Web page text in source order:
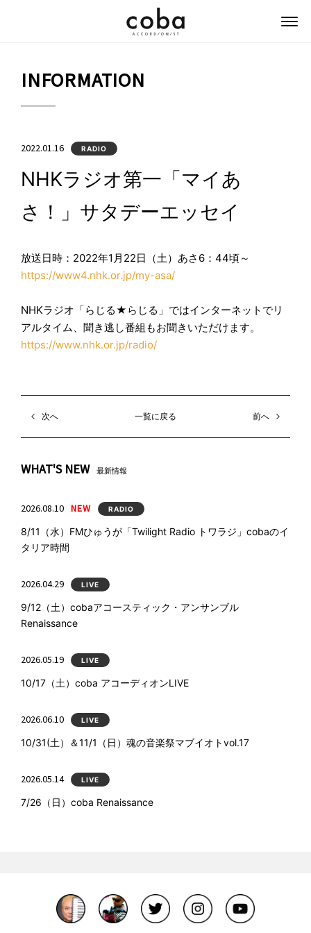
INFORMATION
2022.01.16 RADIO
NHKラジオ第一「マイあ
さ！」サタデーエッセイ
放送日時：2022年1月22日（土）あさ6：44頃～
https://www4.nhk.or.jp/my-asa/
NHKラジオ「らじる★らじる」ではインターネットでリ
アルタイム、聞き逃し番組もお聞きいただけます。
https://www.nhk.or.jp/radio/
次へ 一覧に戻る 前へ
WHAT'S NEW 最新情報
2026.08.10 NEW RADIO
8/11（水）FMひゅうが「Twilight Radio トワラジ」cobaのイ
タリア時間
2026.04.29 LIVE
9/12（土）cobaアコースティック・アンサンブル
Renaissance
2026.05.19 LIVE
10/17（土）coba アコーディオンLIVE
2026.06.10 LIVE
10/31(土）＆11/1（日）魂の音楽祭マブイオトvol.17
2026.05.14 LIVE
7/26（日）coba Renaissance